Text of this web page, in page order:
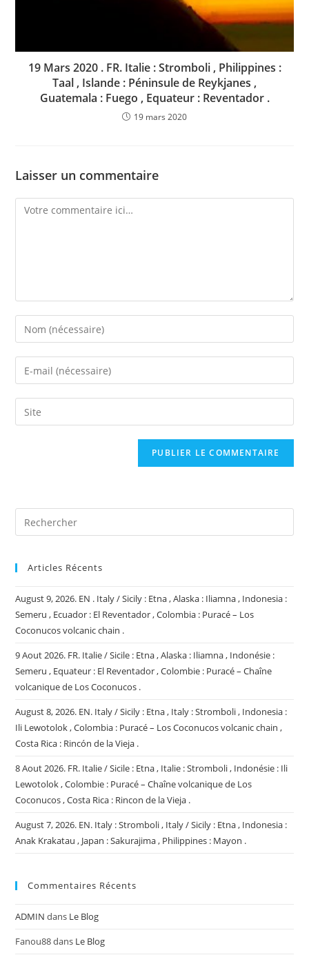
19 Mars 2020 . FR. Italie : Stromboli , Philippines :
Taal , Islande : Péninsule de Reykjanes ,
Guatemala : Fuego , Equateur : Reventador .
19 mars 2020
Laisser un commentaire
Comment
Enter
your
name
comment
Enter
your
email
address
Saisir
l’URL
Articles Récents
August 9, 2026. EN . Italy / Sicily : Etna , Alaska : Iliamna , Indonesia :
Semeru , Ecuador : El Reventador , Colombia : Puracé – Los
Coconucos volcanic chain .
9 Aout 2026. FR. Italie / Sicile : Etna , Alaska : Iliamna , Indonésie :
Semeru , Equateur : El Reventador , Colombie : Puracé – Chaîne
volcanique de Los Coconucos .
August 8, 2026. EN. Italy / Sicily : Etna , Italy : Stromboli , Indonesia :
Ili Lewotolok , Colombia : Puracé – Los Coconucos volcanic chain ,
Costa Rica : Rincón de la Vieja .
8 Aout 2026. FR. Italie / Sicile : Etna , Italie : Stromboli , Indonésie : Ili
Lewotolok , Colombie : Puracé – Chaîne volcanique de Los
Coconucos , Costa Rica : Rincon de la Vieja .
August 7, 2026. EN. Italy : Stromboli , Italy / Sicily : Etna , Indonesia :
Anak Krakatau , Japan : Sakurajima , Philippines : Mayon .
Commentaires Récents
ADMIN dans Le Blog
Fanou88dans Le Blog